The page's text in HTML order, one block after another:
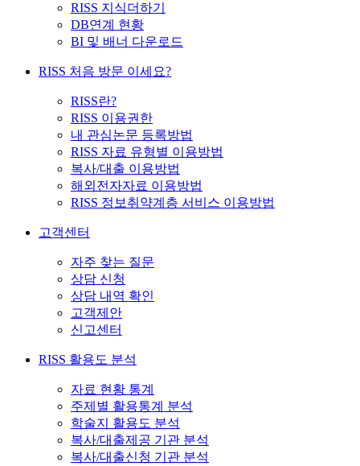
RISS 지식더하기
DB연계 현황
BI 및 배너 다운로드
RISS 처음 방문 이세요?
RISS란?
RISS 이용권한
내 관심논문 등록방법
RISS 자료 유형별 이용방법
복사/대출 이용방법
해외전자자료 이용방법
RISS 정보취약계층 서비스 이용방법
고객센터
자주 찾는 질문
상담 신청
상담 내역 확인
고객제안
신고센터
RISS 활용도 분석
자료 현황 통계
주제별 활용통계 분석
학술지 활용도 분석
복사/대출제공 기관 분석
복사/대출신청 기관 분석